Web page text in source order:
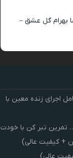
بهرام گل عشق –
اجرای زنده معین با
تبر کن با خودت
+ کیفیت عالی)